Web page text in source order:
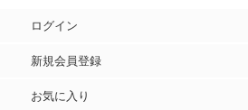
ログイン
新規会員登録
お気に入り